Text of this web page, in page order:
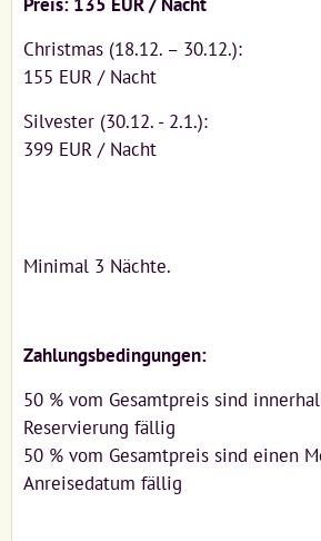
Christmas (18.12. – 30.12.):
155 EUR / Nacht
Silvester (30.12. - 2.1.):
399 EUR / Nacht
Minimal 3 Nächte.
Zahlungsbedingungen:
50 % vom Gesamtpreis sind
Reservierung fällig
50 % vom Gesamtpreis sind einen
Anreisedatum fällig